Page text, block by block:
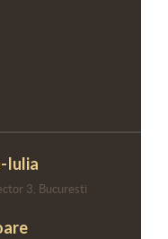
Iulia
3, Bucuresti